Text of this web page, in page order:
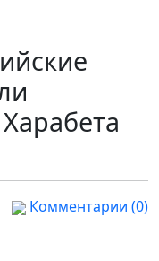
Комментарии (0)